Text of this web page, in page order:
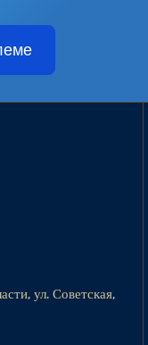
ул. Советская,